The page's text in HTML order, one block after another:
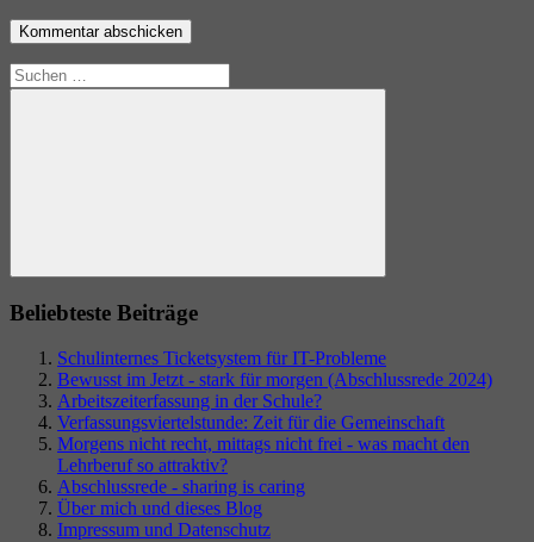
Suchen
nach:
Suchen
Beliebteste Beiträge
Schulinternes Ticketsystem für IT-Probleme
Bewusst im Jetzt - stark für morgen (Abschlussrede 2024)
Arbeitszeiterfassung in der Schule?
Verfassungsviertelstunde: Zeit für die Gemeinschaft
Morgens nicht recht, mittags nicht frei - was macht den
Lehrberuf so attraktiv?
Abschlussrede - sharing is caring
Über mich und dieses Blog
Impressum und Datenschutz